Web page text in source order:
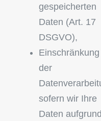
gespeicherten
Daten (Art. 17
DSGVO),
Einschränkung
der
sofern wir Ihre
Daten aufgrund